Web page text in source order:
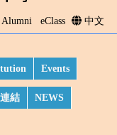
Alumni eClass 中文
Events
結 NEWS